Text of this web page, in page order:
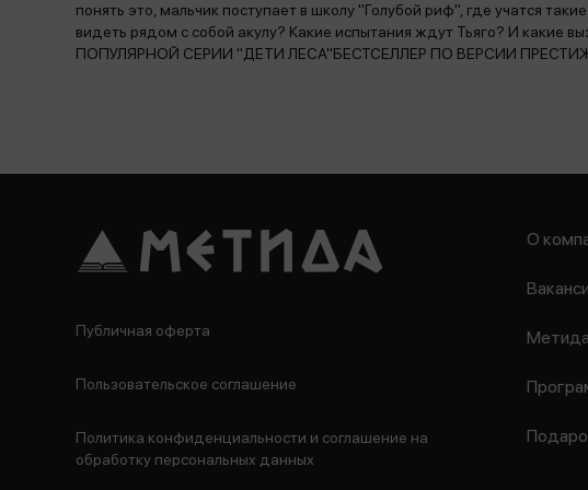
понять это, мальчик поступает в школу "Голубой риф", где учатся
видеть рядом с собой акулу? Какие испытания ждут Тьяго? И
ПОПУЛЯРНОЙ СЕРИИ "ДЕТИ ЛЕСА"БЕСТСЕЛЛЕР ПО ВЕРСИИ
О
Публичная оферта
Пользовательское соглашение
Политика конфиденциальности и соглашение на
обработку персональных данных